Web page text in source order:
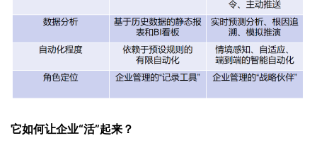
它如何让企业“活”起来？